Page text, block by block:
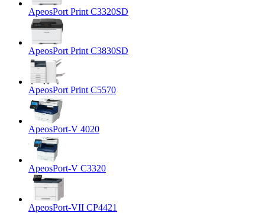
ApeosPort Print C3320SD
ApeosPort Print C3830SD
ApeosPort Print C5570
ApeosPort-V 4020
ApeosPort-V C3320
ApeosPort-VII CP4421